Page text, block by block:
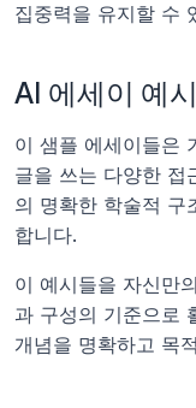
집중력을 유지할 수
AI 에세이 예시
이 샘플 에세이들은
글을 쓰는 다양한 접
의 명확한 학술적 구
합니다.
이 예시들을 자신만
과 구성의 기준으로
개념을 명확하고 목